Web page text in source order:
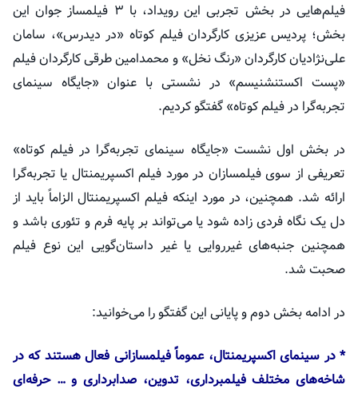
فیلم‌هایی در بخش تجربی این رویداد، با ۳ فیلمساز جوان این
بخش؛ پردیس عزیزی کارگردان فیلم کوتاه «در دیدرس»، سامان
علی‌نژادیان کارگردان «رنگ نخل» و محمدامینطرقیکارگردان فیلم
«پست اکستنشنیسم» در نشستی با عنوان «جایگاه سینمای
تجربه‌گرا در فیلم کوتاه» گفتگو کردیم.
در بخش اول نشست «جایگاه سینمای تجربه‌گرا در فیلم کوتاه»
تعریفی از سوی فیلمسازان در مورد فیلم اکسپریمنتال یا تجربه‌گرا
ارائه شد. همچنین، در مورد اینکه فیلم اکسپریمنتالالزاماً باید از
دل یک نگاه فردی زاده شود یا می‌تواند بر پایه فرم و تئوری باشد و
همچنین جنبه‌هایغیرروایی یا غیر داستان‌گویی این نوع فیلم
صحبت شد.
در ادامه بخش دوم و پایانی این گفتگو را می‌خوانید:
* در سینمایاکسپریمنتال، عموماًفیلمسازانی فعال هستند که در
شاخه‌های مختلف فیلمبرداری، تدوین، صدابرداری و … حرفه‌ای